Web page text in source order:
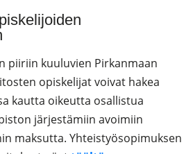
piiriin kuuluvien Pirkanmaan
opiskelijat voivat hakea
kautta oikeutta osallistua
järjestämiin avoimiin
maksutta. Yhteistyösopimuksen